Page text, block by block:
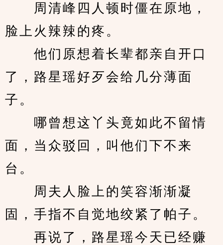
周清峰四人顿时僵在原地，
脸上火辣辣的疼。
他们原想着长辈都亲自开口
了，路星瑶好歹会给几分薄面
子。
哪曾想这丫头竟如此不留情
面，当众驳回，叫他们下不来
台。
周夫人脸上的笑容渐渐凝
固，手指不自觉地绞紧了帕子。
再说了，路星瑶今天已经赚